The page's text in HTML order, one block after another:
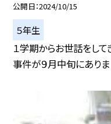
公開日 2024/10/15
５年生
１学期からお世話をし
事件が９月中旬にありま